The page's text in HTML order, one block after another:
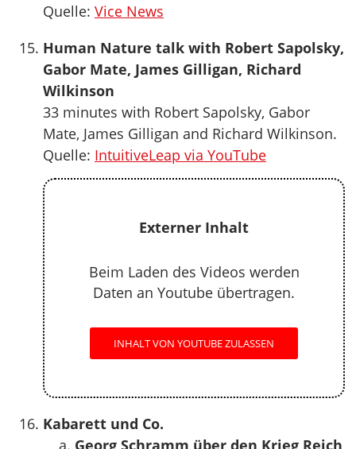
Quelle: Vice News
Human Nature talk with Robert Sapolsky,
Gabor Mate, James Gilligan, Richard
Wilkinson
33 minutes with Robert Sapolsky, Gabor
Mate, James Gilligan and Richard Wilkinson.
Quelle: IntuitiveLeap via YouTube
Externer Inhalt
Beim Laden des Videos werden
Daten an Youtube übertragen.
INHALT VON YOUTUBE ZULASSEN
Kabarett und Co.
Georg Schramm über den Krieg Reich